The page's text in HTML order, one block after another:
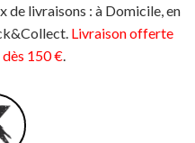
de livraisons : à Domicile, en
Livraison offerte
150 €